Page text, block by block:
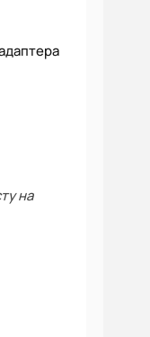
на